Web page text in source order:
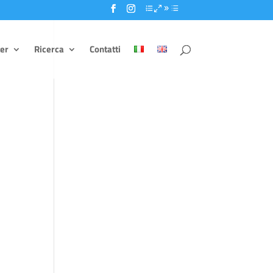
Ricerca Contatti